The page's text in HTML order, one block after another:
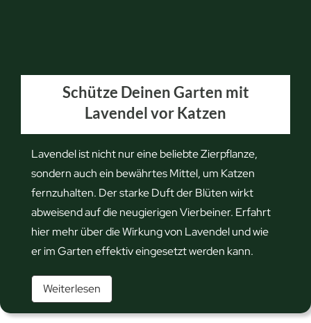
K
a
t
z
e
n
l
o
s
w
Schütze Deinen Garten mit
Lavendel vor Katzen
Lavendel ist nicht nur eine beliebte Zierpflanze,
sondern auch ein bewährtes Mittel, um Katzen
fernzuhalten. Der starke Duft der Blüten wirkt
abweisend auf die neugierigen Vierbeiner. Erfahrt
hier mehr über die Wirkung von Lavendel und wie
er im Garten effektiv eingesetzt werden kann.
Weiterlesen
c